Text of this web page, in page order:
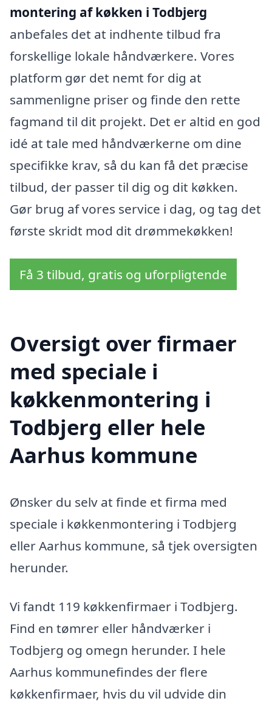
montering af køkken i Todbjerg
anbefales det at indhente tilbud fra
forskellige lokale håndværkere. Vores
platform gør det nemt for dig at
sammenligne priser og finde den rette
fagmand til dit projekt. Det er altid en god
idé at tale med håndværkerne om dine
specifikke krav, så du kan få det præcise
tilbud, der passer til dig og dit køkken.
Gør brug af vores service i dag, og tag det
første skridt mod dit drømmekøkken!
Få 3 tilbud, gratis og uforpligtende
Oversigt over firmaer
med speciale i
køkkenmontering i
Todbjerg eller hele
Aarhus kommune
Ønsker du selv at finde et firma med
speciale i køkkenmontering i Todbjerg
eller Aarhus kommune, så tjek oversigten
herunder.
Vi fandt 119 køkkenfirmaer i Todbjerg.
Find en tømrer eller håndværker i
Todbjerg og omegn herunder. I hele
Aarhus kommunefindes der flere
køkkenfirmaer, hvis du vil udvide din